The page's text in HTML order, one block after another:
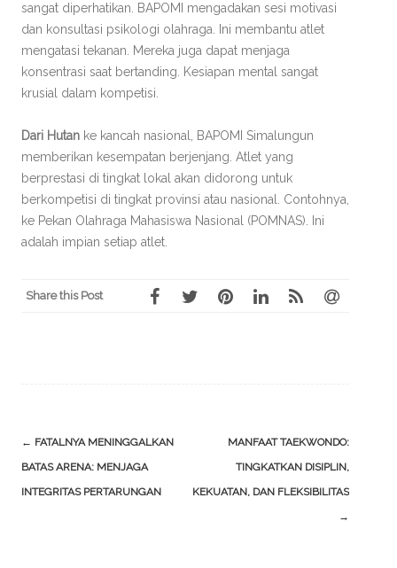
sangat diperhatikan. BAPOMI mengadakan sesi motivasi
dan konsultasi psikologi olahraga. Ini membantu atlet
mengatasi tekanan. Mereka juga dapat menjaga
konsentrasi saat bertanding. Kesiapan mental sangat
krusial dalam kompetisi.
Dari Hutan ke kancah nasional, BAPOMI Simalungun
memberikan kesempatan berjenjang. Atlet yang
berprestasi di tingkat lokal akan didorong untuk
berkompetisi di tingkat provinsi atau nasional. Contohnya,
ke Pekan Olahraga Mahasiswa Nasional (POMNAS). Ini
adalah impian setiap atlet.
Share this Post
Post
navigation
← FATALNYA MENINGGALKAN
BATAS ARENA: MENJAGA
INTEGRITAS PERTARUNGAN
MANFAAT TAEKWONDO:
TINGKATKAN DISIPLIN,
KEKUATAN, DAN FLEKSIBILITAS
→